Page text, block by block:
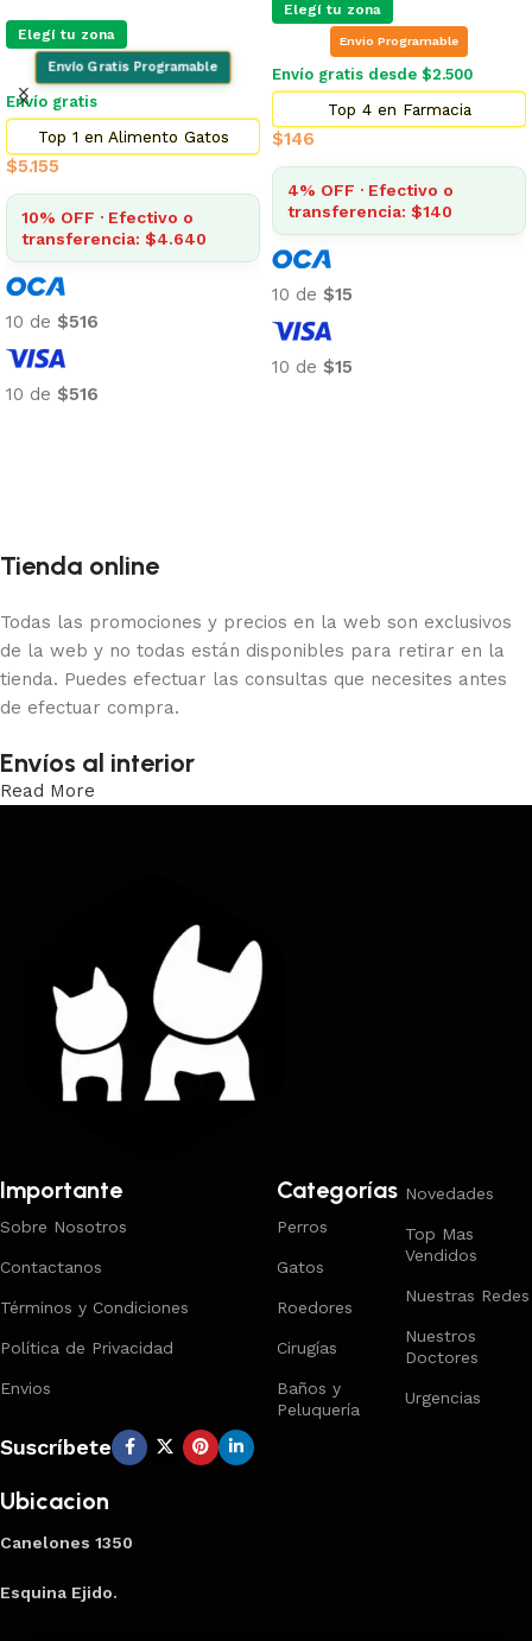
Elegí tu zona
Envío Gratis Programable
Envío gratis
Top 1 en Alimento Gatos
$5.155
10% OFF · Efectivo o
transferencia: $4.640
10 de $516
10 de $516
Elegí tu zona
Envio Programable
Envío gratis desde $2.500
Top 4 en Farmacia
$146
4% OFF · Efectivo o
transferencia: $140
10 de $15
10 de $15
Tienda online
Todas las promociones y precios en la web son exclusivos
de la web y no todas están disponibles para retirar en la
tienda. Puedes efectuar las consultas que necesites antes
de efectuar compra.
Envíos al interior
Read More
Importante
Sobre Nosotros
Contactanos
Términos y Condiciones
Política de Privacidad
Envios
Categorías
Perros
Gatos
Roedores
Cirugías
Baños y
Peluquería
Novedades
Top Mas
Vendidos
Nuestras Redes
Nuestros
Doctores
Urgencias
Suscríbete
Ubicacion
Canelones 1350
Esquina Ejido.